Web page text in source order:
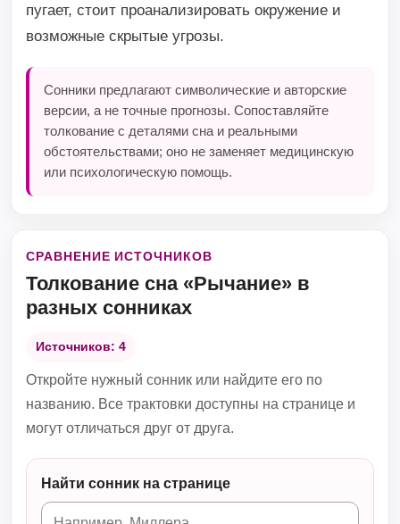
пугает, стоит проанализировать окружение и
возможные скрытые угрозы.
Сонники предлагают символические и авторские
версии, а не точные прогнозы. Сопоставляйте
толкование с деталями сна и реальными
обстоятельствами; оно не заменяет медицинскую
или психологическую помощь.
СРАВНЕНИЕ ИСТОЧНИКОВ
Толкование сна «Рычание» в
разных сонниках
Источников: 4
Откройте нужный сонник или найдите его по
названию. Все трактовки доступны на странице и
могут отличаться друг от друга.
Найти сонник на странице